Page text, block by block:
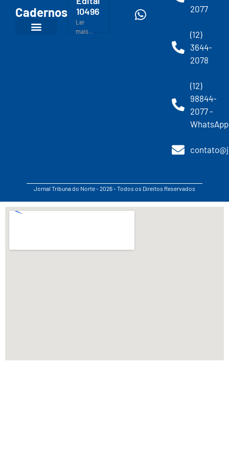
Cadernos
10496
Ler
mais...
2077
(12)
3644-
2078
(12)
98844-
2077 -
WhatsApp
Jornal Tribuna do Norte - 2026 - Todos os Direitos Reservados